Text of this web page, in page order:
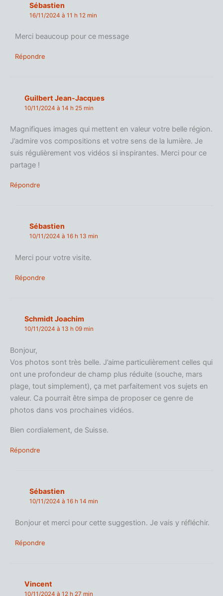
Sébastien
16/11/2024 à 11 h 12 min
Merci beaucoup pour ce message
Répondre
Guilbert Jean-Jacques
10/11/2024 à 14 h 25 min
Magnifiques images qui mettent en valeur votre belle région.
J’admire vos compositions et votre sens de la lumière. Je
suis régulièrement vos vidéos si inspirantes. Merci pour ce
partage !
Répondre
Sébastien
10/11/2024 à 16 h 13 min
Merci pour votre visite.
Répondre
Schmidt Joachim
10/11/2024 à 13 h 09 min
Bonjour,
Vos photos sont très belle. J’aime particulièrement celles qui
ont une profondeur de champ plus réduite (souche, mars
plage, tout simplement), ça met parfaitement vos sujets en
valeur. Ca pourrait être simpa de proposer ce genre de
photos dans vos prochaines vidéos.
Bien cordialement, de Suisse.
Répondre
Sébastien
10/11/2024 à 16 h 14 min
Bonjour et merci pour cette suggestion. Je vais y réfléchir.
Répondre
Vincent
10/11/2024 à 12 h 27 min